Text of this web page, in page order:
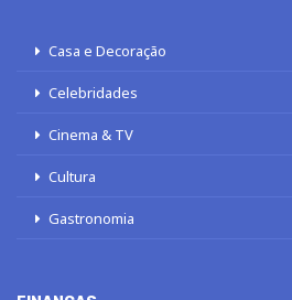
Casa e Decoração
Celebridades
Cinema & TV
Cultura
Gastronomia